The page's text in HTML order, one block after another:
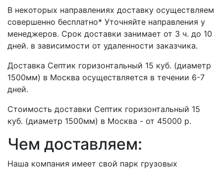
В некоторых направлениях доставку осуществляем
совершенно бесплатно* Уточняйте направления у
менеджеров. Срок доставки занимает от 3 ч. до 10
дней. в зависимости от удаленности заказчика.
Доставка Септик горизонтальный 15 куб. (диаметр
1500мм) в Москва осуществляется в течении 6-7
дней.
Стоимость доставки Септик горизонтальный 15
куб. (диаметр 1500мм) в Москва - от 45000 р.
Чем доставляем:
Наша компания имеет свой парк грузовых